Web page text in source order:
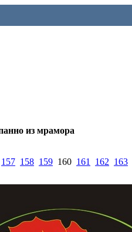
из мрамора
157 158 159 160 161 162 163